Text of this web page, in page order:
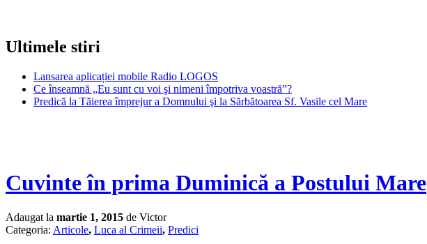
Ultimele stiri
Lansarea aplicației mobile Radio LOGOS
Ce înseamnă „Eu sunt cu voi şi nimeni împotriva voastră”?
Predică la Tăierea împrejur a Domnului şi la Sărbătoarea Sf. Vasile cel Mare
Cuvinte în prima Duminică a Postului Mare
Adaugat la martie 1, 2015 de Victor
Categoria: Articole, Luca al Crimeii, Predici